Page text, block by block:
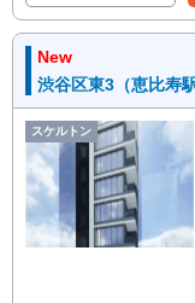
New
渋谷区東3（恵比寿
スケルトン